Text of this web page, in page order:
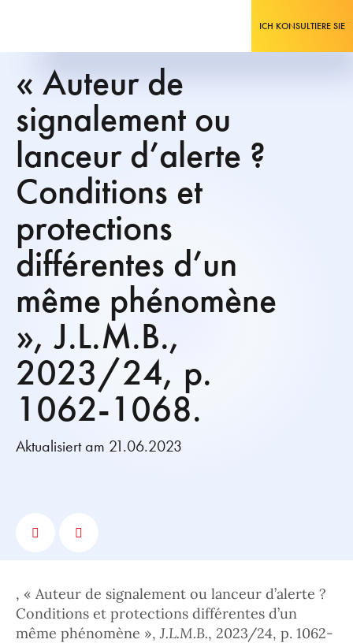
ICH KONSULTIERE SIE
« Auteur de
signalement ou
lanceur d’alerte ?
Conditions et
protections
différentes d’un
même phénomène
», J.L.M.B.,
2023/24, p.
1062-1068.
Aktualisiert am 21.06.2023
, « Auteur de signalement ou lanceur d’alerte ?
Conditions et protections différentes d’un
même phénomène », J.L.M.B., 2023/24, p. 1062-